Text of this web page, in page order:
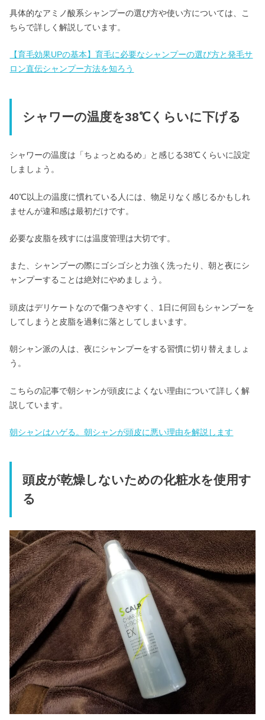
具体的なアミノ酸系シャンプーの選び方や使い方については、こ
ちらで詳しく解説しています。
【育毛効果UPの基本】育毛に必要なシャンプーの選び方と発毛サ
ロン直伝シャンプー方法を知ろう
シャワーの温度を38℃くらいに下げる
シャワーの温度は「ちょっとぬるめ」と感じる38℃くらいに設定
しましょう。
40℃以上の温度に慣れている人には、物足りなく感じるかもしれ
ませんが違和感は最初だけです。
必要な皮脂を残すには温度管理は大切です。
また、シャンプーの際にゴシゴシと力強く洗ったり、朝と夜にシ
ャンプーすることは絶対にやめましょう。
頭皮はデリケートなので傷つきやすく、1日に何回もシャンプーを
してしまうと皮脂を過剰に落としてしまいます。
朝シャン派の人は、夜にシャンプーをする習慣に切り替えましょ
う。
こちらの記事で朝シャンが頭皮によくない理由について詳しく解
説しています。
朝シャンはハゲる。朝シャンが頭皮に悪い理由を解説します
頭皮が乾燥しないための化粧水を使用す
る